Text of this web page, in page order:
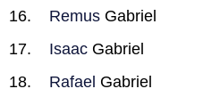
Remus Gabriel
Isaac Gabriel
Rafael Gabriel